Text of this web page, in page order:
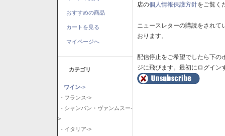
おすすめの商品
カートを見る
マイページへ
カテゴリ
ワイン->
- フランス->
- シャンパン・ヴァンムスー-
>
- イタリア->
店の個人情報保護方針をご覧く
ニュースレターの購読をされ
おります。
配信停止をご希望でしたら下の
ジに飛びます。最初にログイン